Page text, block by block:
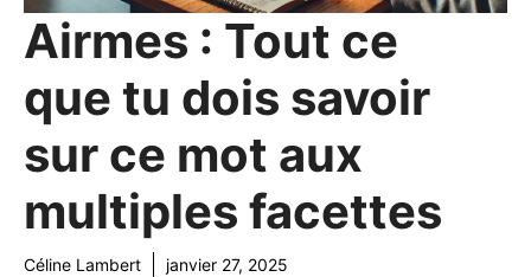
Airmes : Tout ce
que tu dois savoir
sur ce mot aux
multiples facettes
Céline Lambert janvier 27, 2025